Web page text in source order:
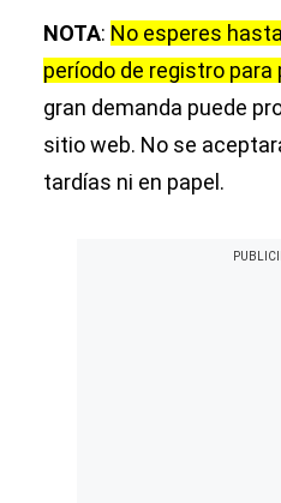
NOTA: No esperes
período de registro para
gran demanda puede
sitio web. No se
tardías ni en papel.